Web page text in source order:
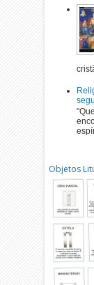
Objetos